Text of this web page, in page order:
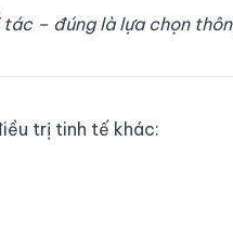
– đúng là lựa chọn
trị tinh tế khác: